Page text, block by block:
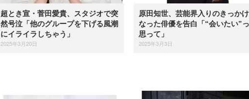
超とき宣・菅田愛貴、スタジオで突
然号泣「他のグループを下げる風潮
にイライラしちゃう」
2025年3月20日
原田知世、芸能界入りのきっか
なった俳優を告白「“会いたい”
思って」
2025年3月3日